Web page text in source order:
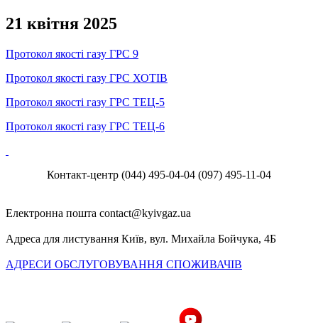
21 квітня 2025
Протокол якості газу ГРС 9
Протокол якості газу ГРС ХОТІВ
Протокол якості газу ГРС ТЕЦ-5
Протокол якості газу ГРС ТЕЦ-6
Контакт-центр (044) 495-04-04 (097) 495-11-04
Електронна пошта
Адреса для листування Київ, вул. Михайла Бойчука, 4Б
АДРЕСИ ОБСЛУГОВУВАННЯ СПОЖИВАЧІВ